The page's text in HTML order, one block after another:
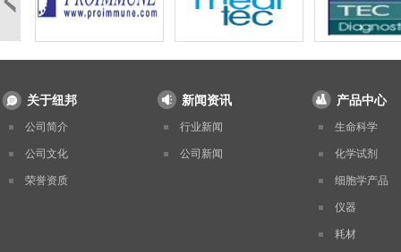
关于纽邦
公司简介
公司文化
荣誉资质
新闻资讯
行业新闻
公司新闻
产品中心
生命科学
化学试剂
细胞学产品
仪器
耗材